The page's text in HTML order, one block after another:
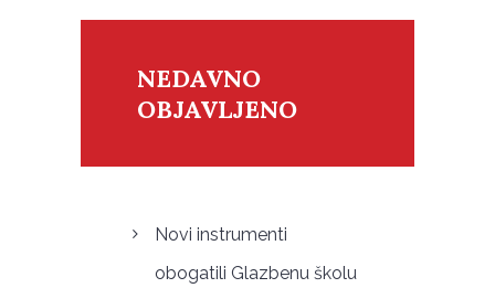
NEDAVNO
OBJAVLJENO
Novi instrumenti
obogatili Glazbenu školu